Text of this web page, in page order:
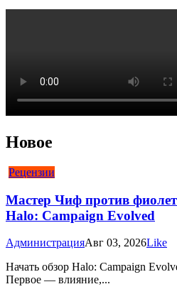
Новое
Рецензии
Мастер Чиф против
Halo: Campaign Evolved
АдминистрацияАвг 03, 2026Like
Начать обзор Halo: Campaign
Первое — влияние,...